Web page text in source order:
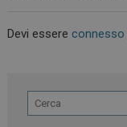
Devi essereconnesso